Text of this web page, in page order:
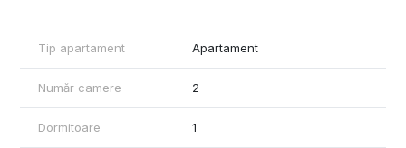
Renovat complet, gata de mutat
Aproape de supermarketuri, farmacii, școli, grădinițe
În vecinătate: Parcul Cișmigiu, Parcul Colțea, Grădina Icoanei
Tip apartament Apartament
Număr camere 2
Dormitoare 1